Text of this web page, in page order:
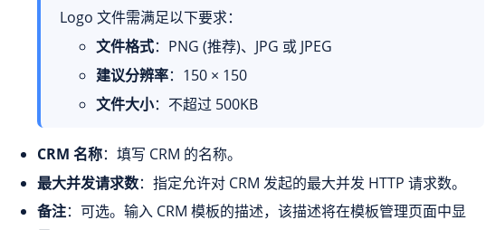
Logo 文件需满足以下要求：
文件格式：PNG (推荐)、JPG 或 JPEG
建议分辨率：150 × 150
文件大小：不超过 500KB
CRM 名称：填写 CRM 的名称。
最大并发请求数：指定允许对 CRM 发起的最大并发 HTTP 请求数。
备注：可选。输入 CRM 模板的描述，该描述将在模板管理页面中显